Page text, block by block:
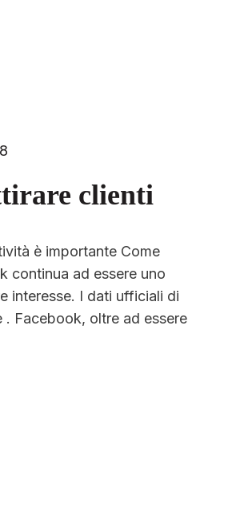
clienti
è importante Come
continua ad essere uno
interesse. I dati ufficiali di
Facebook, oltre ad essere